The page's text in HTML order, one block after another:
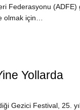
Federasyonu
olmak için…
Yollarda
Gezici Festival, 25.